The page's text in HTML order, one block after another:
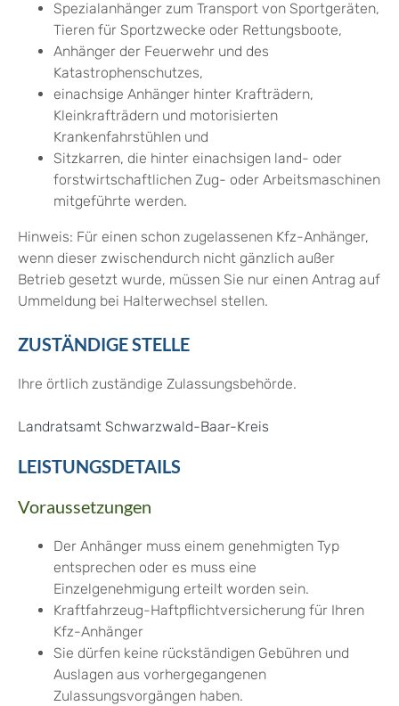
Spezialanhänger zum Transport von Sportgeräten,
Tieren für Sportzwecke oder Rettungsboote,
Anhänger der Feuerwehr und des
Katastrophenschutzes,
einachsige Anhänger hinter Krafträdern,
Kleinkrafträdern und motorisierten
Krankenfahrstühlen und
Sitzkarren, die hinter einachsigen land- oder
forstwirtschaftlichen Zug- oder Arbeitsmaschinen
mitgeführte werden.
Hinweis: Für einen schon zugelassenen Kfz-Anhänger,
wenn dieser zwischendurch nicht gänzlich außer
Betrieb gesetzt wurde, müssen Sie nur einen Antrag auf
Ummeldung bei Halterwechsel stellen.
ZUSTÄNDIGE STELLE
Ihre örtlich zuständige Zulassungsbehörde.
Landratsamt Schwarzwald-Baar-Kreis
LEISTUNGSDETAILS
Voraussetzungen
Der Anhänger muss einem genehmigten Typ
entsprechen oder es muss eine
Einzelgenehmigung erteilt worden sein.
Kraftfahrzeug-Haftpflichtversicherung für Ihren
Kfz-Anhänger
Sie dürfen keine rückständigen Gebühren und
Auslagen aus vorhergegangenen
Zulassungsvorgängen haben.